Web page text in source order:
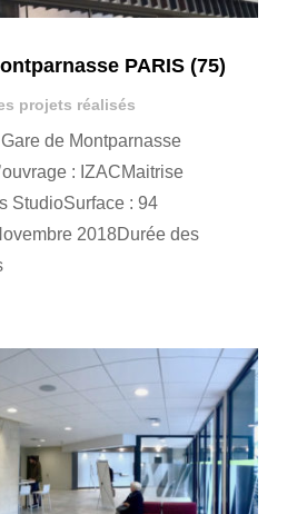
PARIS (75)
projets réalisés
de Montparnasse
: IZACMaitrise
StudioSurface : 94
2018Durée des